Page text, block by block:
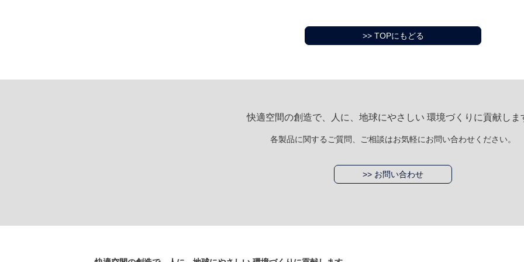
>> TOPにもどる
快適空間の創造で、人に、地球にやさしい 環境づくりに貢献しま
各製品に関するご質問、ご相談はお気軽にお問い合わせください。
>> お問い合わせ